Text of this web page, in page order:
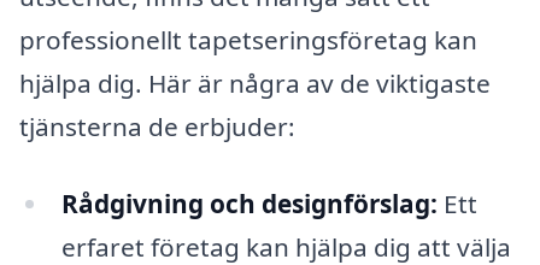
professionellt tapetseringsföretag kan
hjälpa dig. Här är några av de viktigaste
tjänsterna de erbjuder:
Rådgivning och designförslag: Ett
erfaret företag kan hjälpa dig att välja